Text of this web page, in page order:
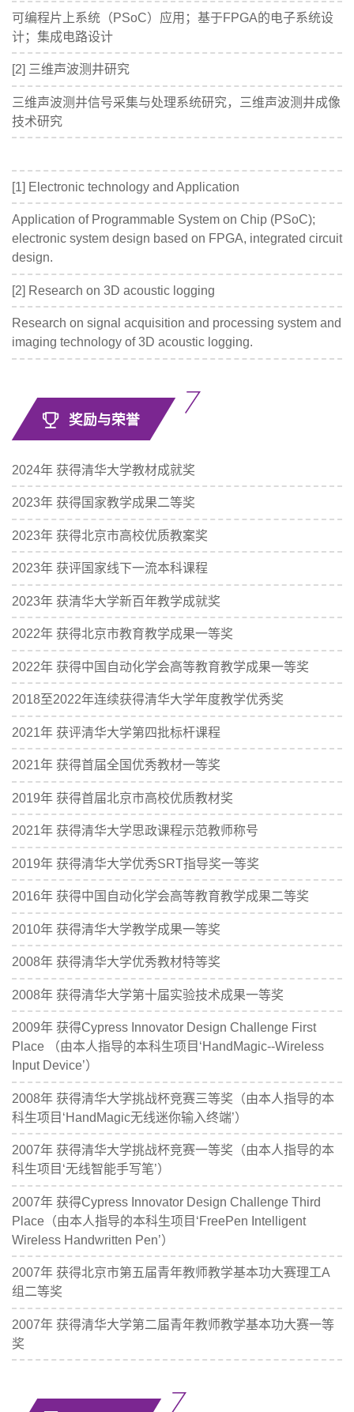
可编程片上系统（PSoC）应用；基于FPGA的电子系统设
计；集成电路设计
[2] 三维声波测井研究
三维声波测井信号采集与处理系统研究，三维声波测井成像
技术研究
[1] Electronic technology and Application
Application of Programmable System on Chip (PSoC);
electronic system design based on FPGA, integrated circuit
design.
[2] Research on 3D acoustic logging
Research on signal acquisition and processing system and
imaging technology of 3D acoustic logging.
奖励与荣誉
2024年 获得清华大学教材成就奖
2023年 获得国家教学成果二等奖
2023年 获得北京市高校优质教案奖
2023年 获评国家线下一流本科课程
2023年 获清华大学新百年教学成就奖
2022年 获得北京市教育教学成果一等奖
2022年 获得中国自动化学会高等教育教学成果一等奖
2018至2022年连续获得清华大学年度教学优秀奖
2021年 获评清华大学第四批标杆课程
2021年 获得首届全国优秀教材一等奖
2019年 获得首届北京市高校优质教材奖
2021年 获得清华大学思政课程示范教师称号
2019年 获得清华大学优秀SRT指导奖一等奖
2016年 获得中国自动化学会高等教育教学成果二等奖
2010年 获得清华大学教学成果一等奖
2008年 获得清华大学优秀教材特等奖
2008年 获得清华大学第十届实验技术成果一等奖
2009年 获得Cypress Innovator Design Challenge First
Place （由本人指导的本科生项目‘HandMagic--Wireless
Input Device’）
2008年 获得清华大学挑战杯竞赛三等奖（由本人指导的本
科生项目‘HandMagic无线迷你输入终端’）
2007年 获得清华大学挑战杯竞赛一等奖（由本人指导的本
科生项目‘无线智能手写笔’）
2007年 获得Cypress Innovator Design Challenge Third
Place（由本人指导的本科生项目‘FreePen Intelligent
Wireless Handwritten Pen’）
2007年 获得北京市第五届青年教师教学基本功大赛理工A
组二等奖
2007年 获得清华大学第二届青年教师教学基本功大赛一等
奖